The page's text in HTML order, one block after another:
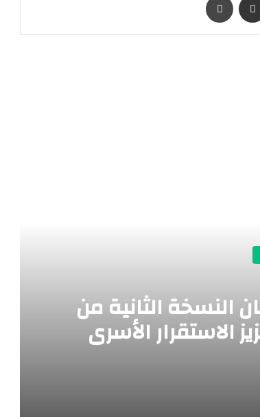
النسخة الثانية من
الاستقرار الأسري